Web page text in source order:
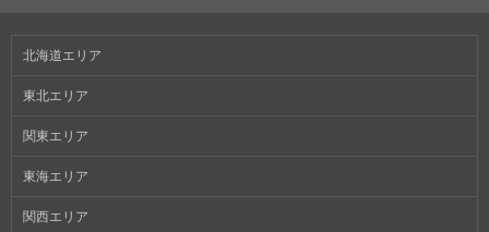
北海道エリア
東北エリア
関東エリア
東海エリア
関西エリア